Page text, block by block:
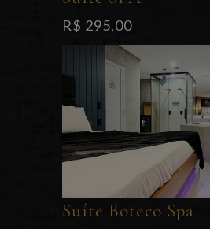
R$ 295,00
Suíte Boteco Spa